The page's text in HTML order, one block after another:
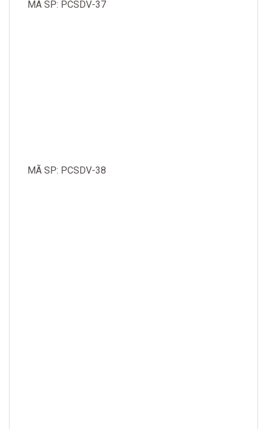
MÃ SP: PCSDV-37
MÃ SP: PCSDV-38